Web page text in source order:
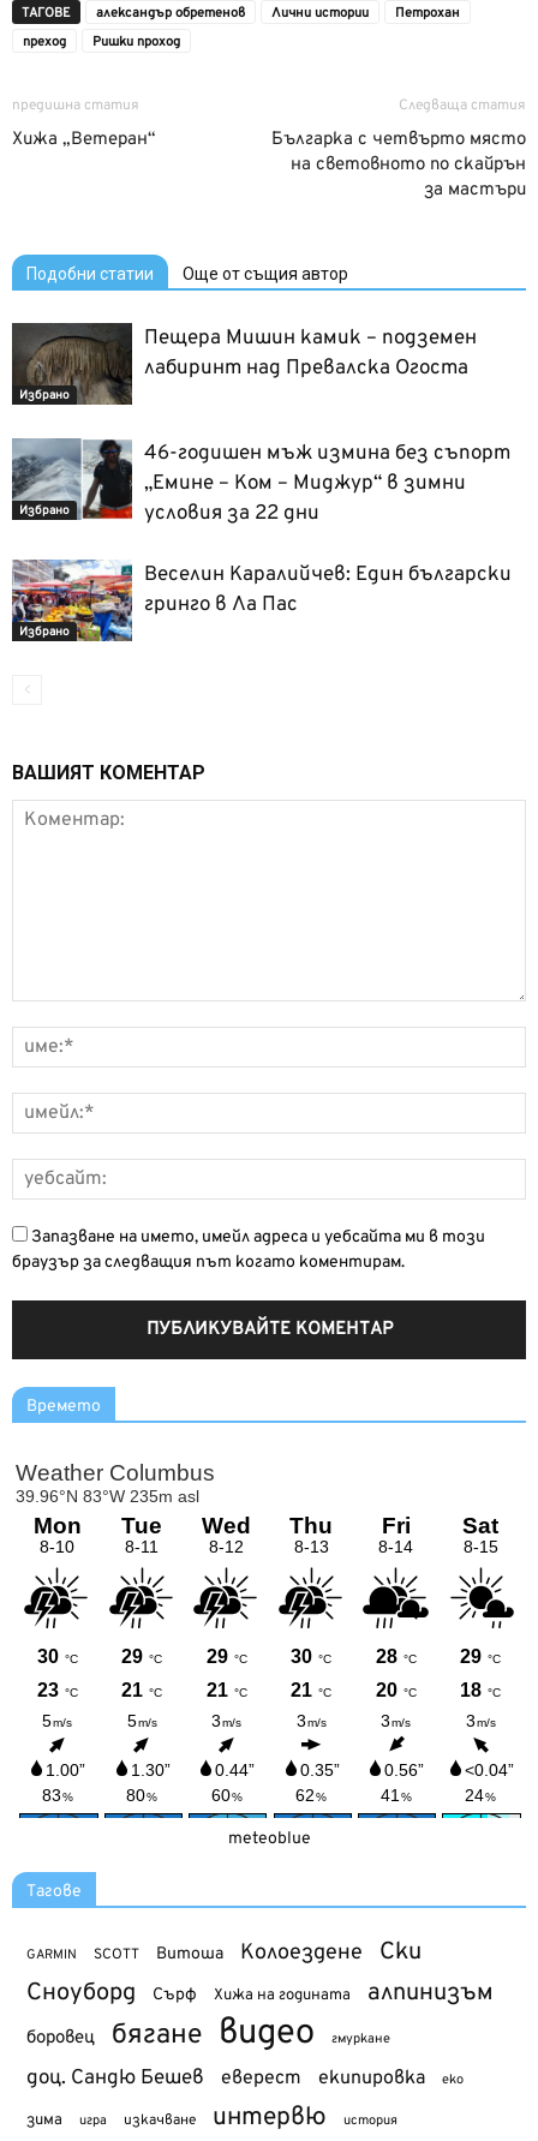
ТАГОВЕ александър обретенов Лични истории
Петрохан
преход
Ришки проход
предишна статия
Хижа „Ветеран“
Следваща статия
Българка с четвърто място
на световното по скайрън
за мастъри
Подобни статии Още от същия автор
Избрано
Пещера Мишин камик – подземен
лабиринт над Превалска Огоста
Избрано
46-годишен мъж измина без съпорт
„Емине – Ком – Миджур“ в зимни
условия за 22 дни
Избрано
Веселин Каралийчев: Един български
гринго в Ла Пас
ВАШИЯТ КОМЕНТАР
Запазване на името, имейл адреса и уебсайта ми в този
браузър за следващия път когато коментирам.
Времето
meteoblue
Тагове
GARMIN SCOTT Витоша Колоездене Ски
Сноуборд Сърф Хижа на годината алпинизъм
боровец бягане видео гмуркане
доц. Сандю Бешев еверест екипировка еко
зима игра изкачване интервю история